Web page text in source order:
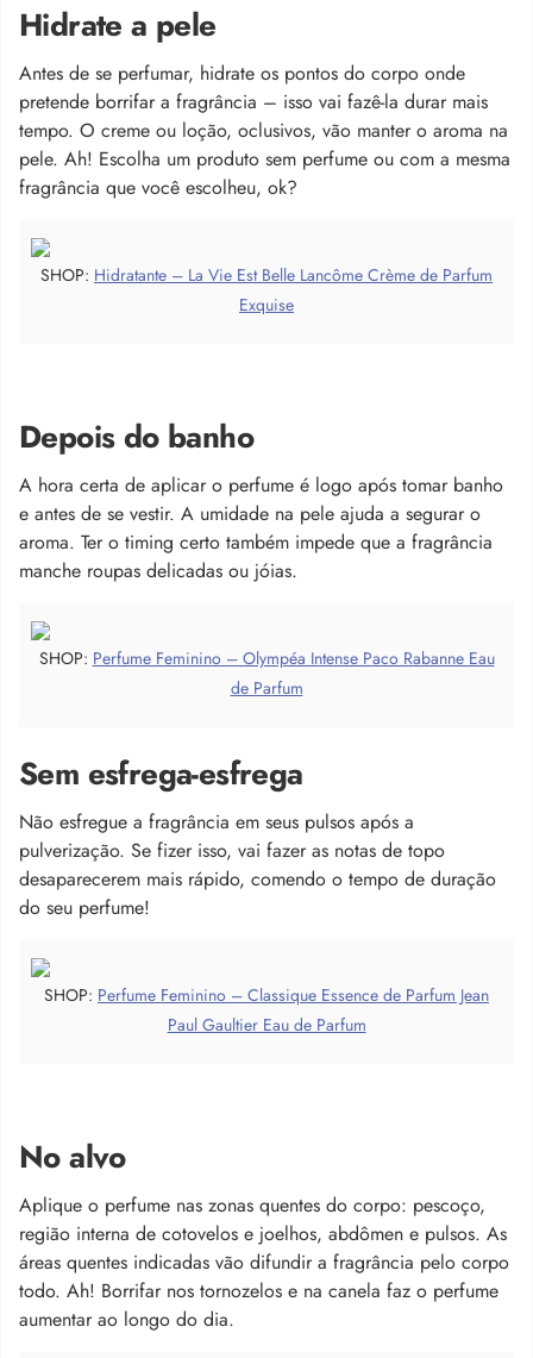
Hidrate a pele
Antes de se perfumar, hidrate os pontos do corpo onde
pretende borrifar a fragrância – isso vai fazê-la durar mais
tempo. O creme ou loção, oclusivos, vão manter o aroma na
pele. Ah! Escolha um produto sem perfume ou com a mesma
fragrância que você escolheu, ok?
SHOP: Hidratante – La Vie Est Belle Lancôme Crème de Parfum
Exquise
Depois do banho
A hora certa de aplicar o perfume é logo após tomar banho
e antes de se vestir. A umidade na pele ajuda a segurar o
aroma. Ter o timing certo também impede que a fragrância
manche roupas delicadas ou jóias.
SHOP: Perfume Feminino – Olympéa Intense Paco Rabanne Eau
de Parfum
Sem esfrega-esfrega
Não esfregue a fragrância em seus pulsos após a
pulverização. Se fizer isso, vai fazer as notas de topo
desaparecerem mais rápido, comendo o tempo de duração
do seu perfume!
SHOP: Perfume Feminino – Classique Essence de Parfum Jean
Paul Gaultier Eau de Parfum
No alvo
Aplique o perfume nas zonas quentes do corpo: pescoço,
região interna de cotovelos e joelhos, abdômen e pulsos. As
áreas quentes indicadas vão difundir a fragrância pelo corpo
todo. Ah! Borrifar nos tornozelos e na canela faz o perfume
aumentar ao longo do dia.